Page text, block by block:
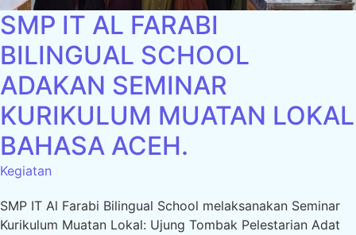
SMP IT AL FARABI
BILINGUAL SCHOOL
ADAKAN SEMINAR
KURIKULUM MUATAN LOKAL
BAHASA ACEH.
Kegiatan
SMP IT Al Farabi Bilingual School melaksanakan Seminar
Kurikulum Muatan Lokal: Ujung Tombak Pelestarian Adat